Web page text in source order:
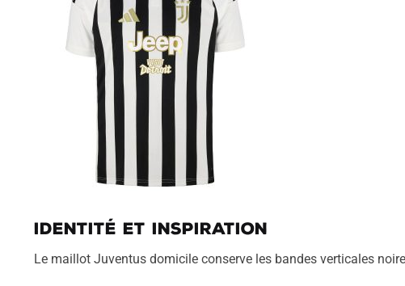
Identité et inspiration
Le maillot Juventus domicile conserve les bandes verticales